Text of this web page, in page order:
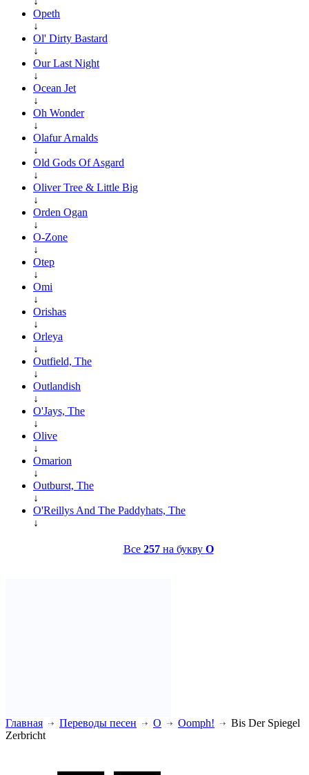
Opeth
↓
Ol' Dirty Bastard
↓
Our Last Night
↓
Ocean Jet
↓
Oh Wonder
↓
Olafur Arnalds
↓
Old Gods Of Asgard
↓
Oliver Tree & Little Big
↓
Orden Ogan
↓
O-Zone
↓
Otep
↓
Omi
↓
Orishas
↓
Orleya
↓
Outfield, The
↓
Outlandish
↓
O'Jays, The
↓
Olive
↓
Omarion
↓
Outburst, The
↓
O'Reillys And The Paddyhats, The
↓
Все 257на букву O
Главная Переводы песен O Oomph!
Bis Der Spiegel
Zerbricht